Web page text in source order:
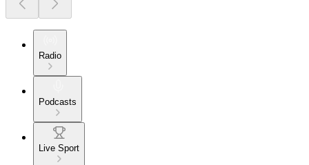
Radio
Podcasts
Live Sport